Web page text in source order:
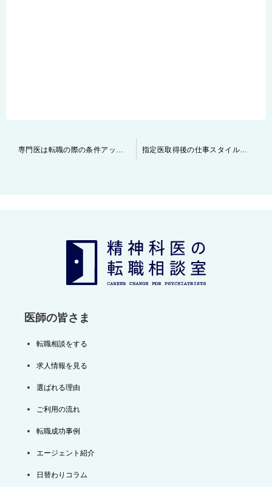
専門医は転職の際の条件アップにつながるのか？ 指定医取得後の仕事スタイルはお考えですか？
医師の皆さま
転職相談をする
求人情報を見る
選ばれる理由
ご利用の流れ
転職成功事例
エージェント紹介
日替わりコラム